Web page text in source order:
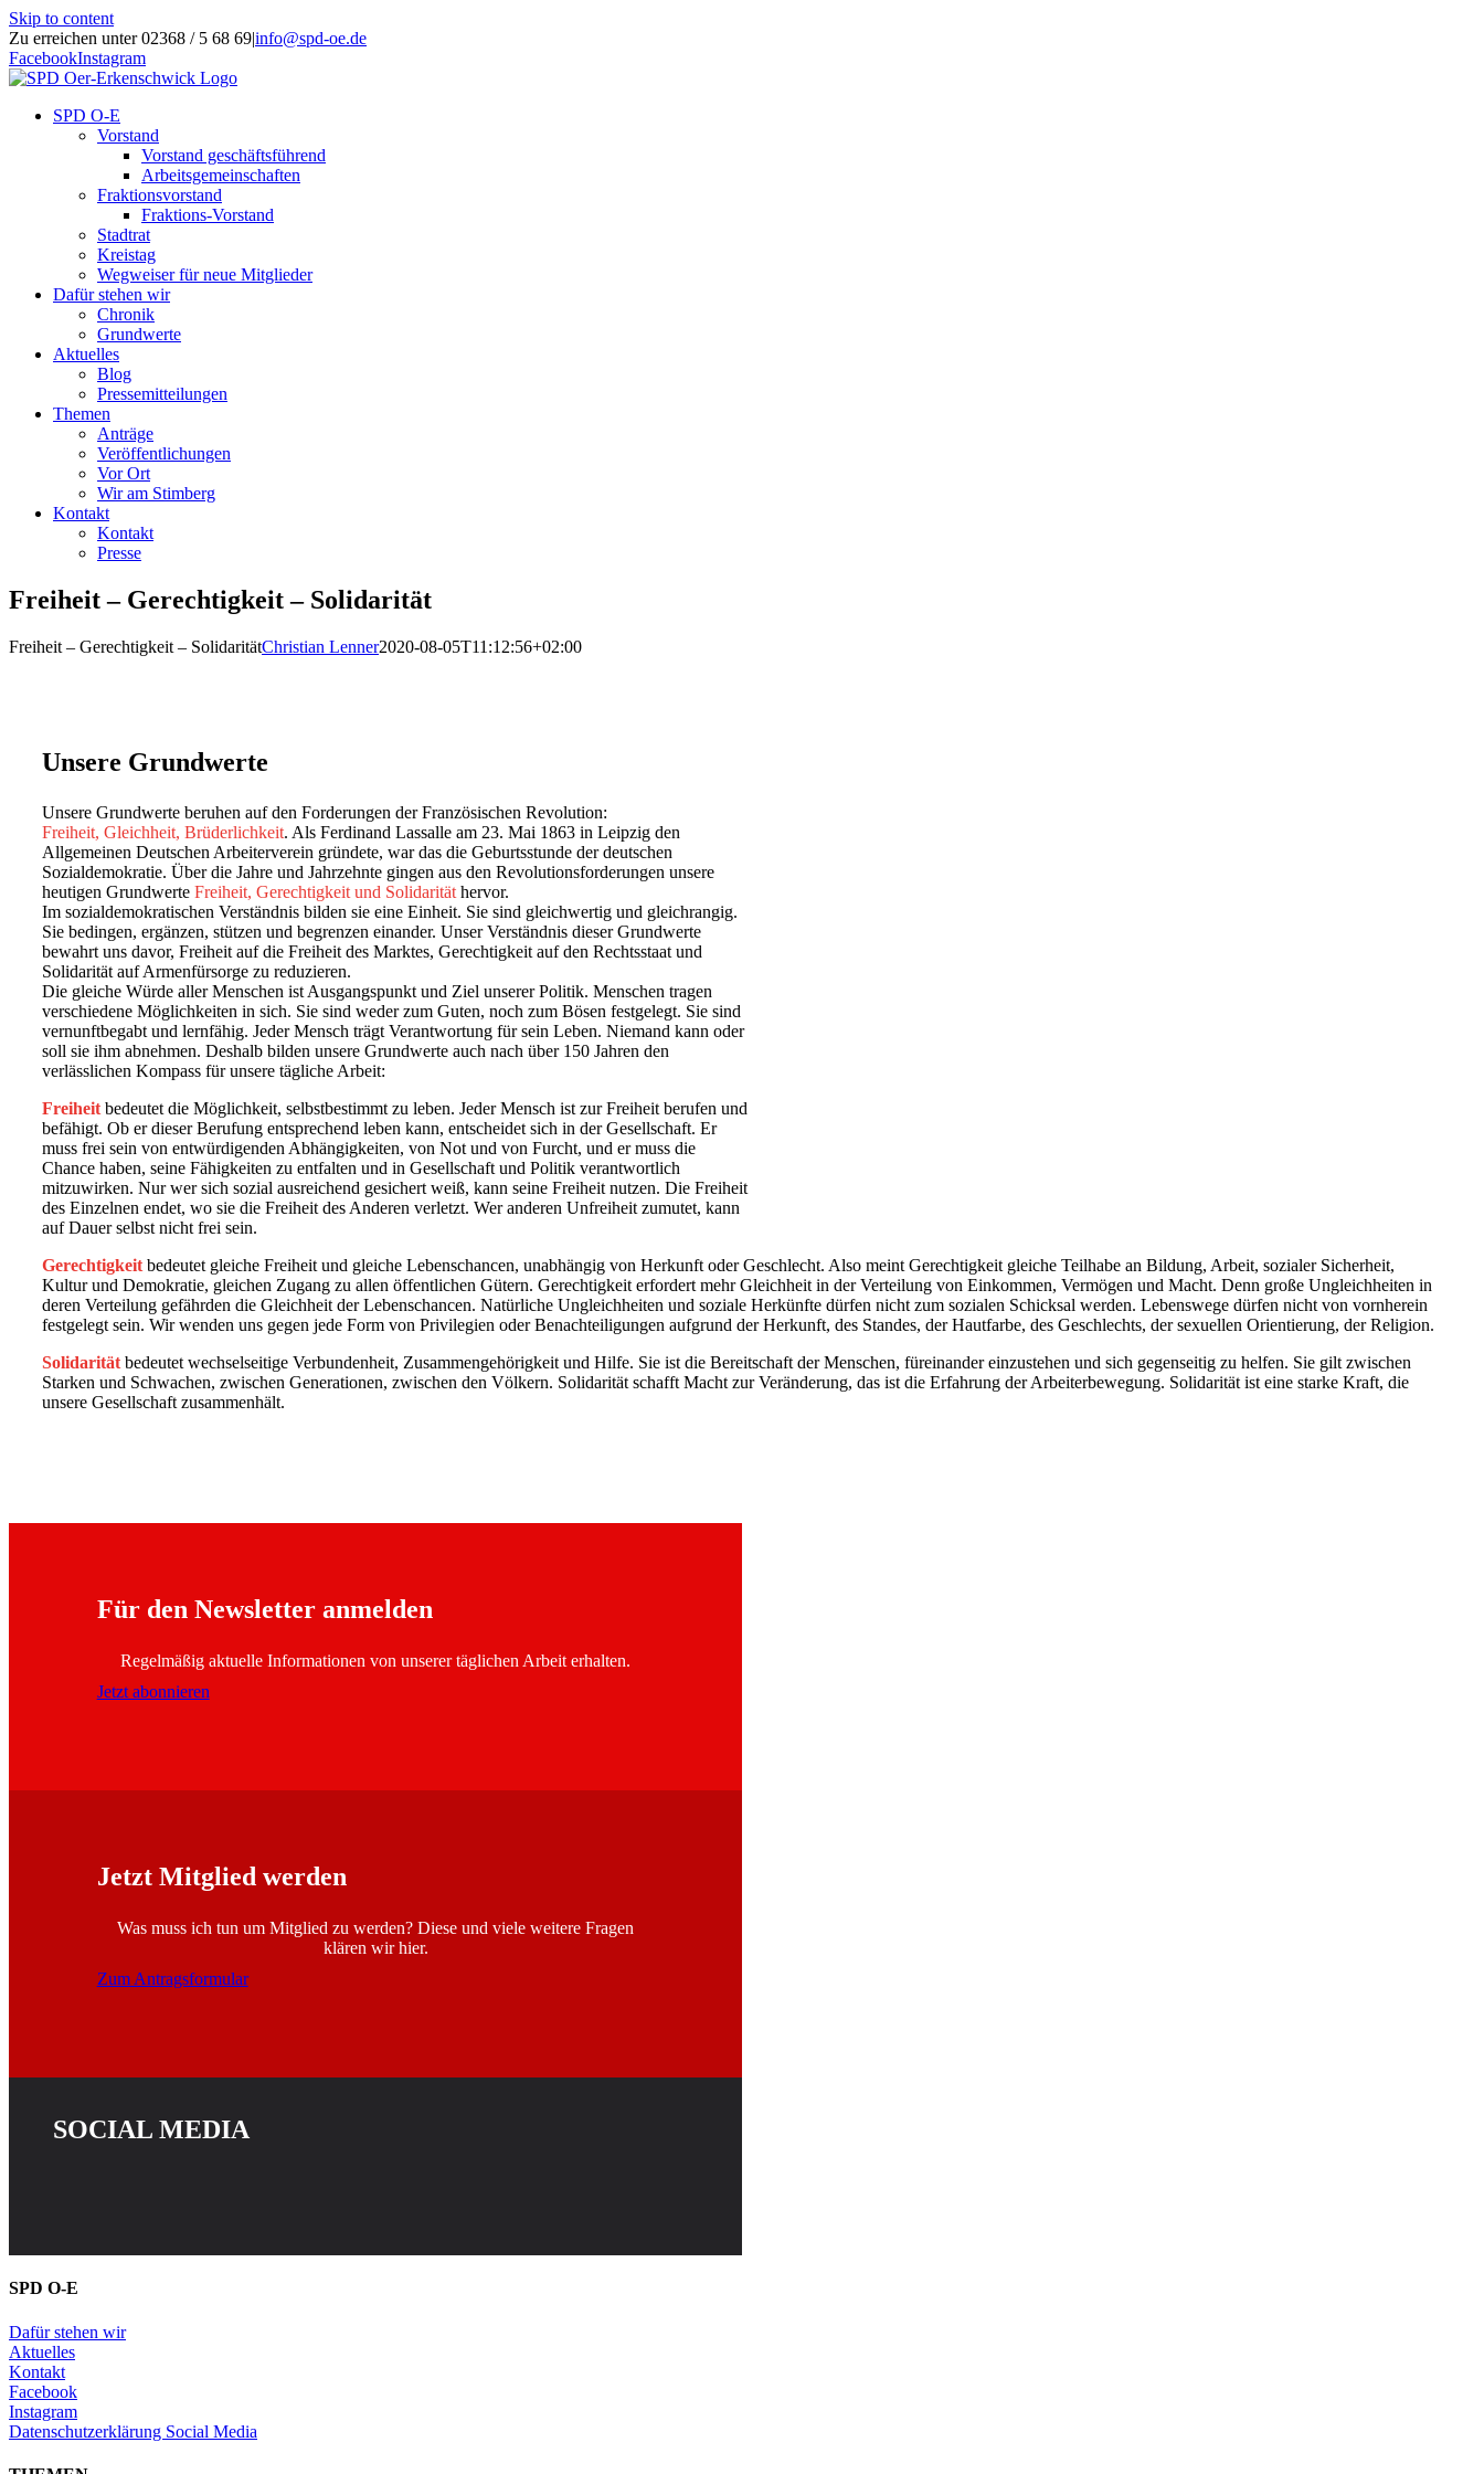
Skip to content
Zu erreichen unter 02368 / 5 68 69|info@spd-oe.de
FacebookInstagram
SPD O-E
Vorstand
Vorstand geschäftsführend
Arbeitsgemeinschaften
Fraktionsvorstand
Fraktions-Vorstand
Stadtrat
Kreistag
Wegweiser für neue Mitglieder
Dafür stehen wir
Chronik
Grundwerte
Aktuelles
Blog
Pressemitteilungen
Themen
Anträge
Veröffentlichungen
Vor Ort
Wir am Stimberg
Kontakt
Kontakt
Presse
Freiheit – Gerechtigkeit – Solidarität
Freiheit – Gerechtigkeit – SolidaritätChristian Lenner2020-08-05T11:12:56+02:00
Unsere Grundwerte
Unsere Grundwerte beruhen auf den Forderungen der Französischen Revolution:
Freiheit, Gleichheit, Brüderlichkeit. Als Ferdinand Lassalle am 23. Mai 1863 in Leipzig den
Allgemeinen Deutschen Arbeiterverein gründete, war das die Geburtsstunde der deutschen
Sozialdemokratie. Über die Jahre und Jahrzehnte gingen aus den Revolutionsforderungen unsere
heutigen Grundwerte Freiheit, Gerechtigkeit und Solidaritäthervor.
Im sozialdemokratischen Verständnis bilden sie eine Einheit. Sie sind gleichwertig und gleichrangig.
Sie bedingen, ergänzen, stützen und begrenzen einander. Unser Verständnis dieser Grundwerte
bewahrt uns davor, Freiheit auf die Freiheit des Marktes, Gerechtigkeit auf den Rechtsstaat und
Solidarität auf Armenfürsorge zu reduzieren.
Die gleiche Würde aller Menschen ist Ausgangspunkt und Ziel unserer Politik. Menschen tragen
verschiedene Möglichkeiten in sich. Sie sind weder zum Guten, noch zum Bösen festgelegt. Sie sind
vernunftbegabt und lernfähig. Jeder Mensch trägt Verantwortung für sein Leben. Niemand kann oder
soll sie ihm abnehmen. Deshalb bilden unsere Grundwerte auch nach über 150 Jahren den
verlässlichen Kompass für unsere tägliche Arbeit:
Freiheitbedeutet die Möglichkeit, selbstbestimmt zu leben. Jeder Mensch ist zur Freiheit berufen und
befähigt. Ob er dieser Berufung entsprechend leben kann, entscheidet sich in der Gesellschaft. Er
muss frei sein von entwürdigenden Abhängigkeiten, von Not und von Furcht, und er muss die
Chance haben, seine Fähigkeiten zu entfalten und in Gesellschaft und Politik verantwortlich
mitzuwirken. Nur wer sich sozial ausreichend gesichert weiß, kann seine Freiheit nutzen. Die Freiheit
des Einzelnen endet, wo sie die Freiheit des Anderen verletzt. Wer anderen Unfreiheit zumutet, kann
auf Dauer selbst nicht frei sein.
Gerechtigkeitbedeutet gleiche Freiheit und gleiche Lebenschancen, unabhängig von Herkunft oder Geschlecht. Also meint Gerechtigkeit gleiche Teilhabe an Bildung, Arbeit, sozialer Sicherheit,
Kultur und Demokratie, gleichen Zugang zu allen öffentlichen Gütern. Gerechtigkeit erfordert mehr Gleichheit in der Verteilung von Einkommen, Vermögen und Macht. Denn große Ungleichheiten in
deren Verteilung gefährden die Gleichheit der Lebenschancen. Natürliche Ungleichheiten und soziale Herkünfte dürfen nicht zum sozialen Schicksal werden. Lebenswege dürfen nicht von vornherein
festgelegt sein. Wir wenden uns gegen jede Form von Privilegien oder Benachteiligungen aufgrund der Herkunft, des Standes, der Hautfarbe, des Geschlechts, der sexuellen Orientierung, der Religion.
Solidaritätbedeutet wechselseitige Verbundenheit, Zusammengehörigkeit und Hilfe. Sie ist die Bereitschaft der Menschen, füreinander einzustehen und sich gegenseitig zu helfen. Sie gilt zwischen
Starken und Schwachen, zwischen Generationen, zwischen den Völkern. Solidarität schafft Macht zur Veränderung, das ist die Erfahrung der Arbeiterbewegung. Solidarität ist eine starke Kraft, die
unsere Gesellschaft zusammenhält.
Für den Newsletter anmelden
Regelmäßig aktuelle Informationen von unserer täglichen Arbeit erhalten.
Jetzt abonnieren
Jetzt Mitglied werden
Was muss ich tun um Mitglied zu werden? Diese und viele weitere Fragen
klären wir hier.
Zum Antragsformular
SOCIAL MEDIA
SPD O-E
Dafür stehen wir
Aktuelles
Kontakt
Facebook
Instagram
Datenschutzerklärung Social Media